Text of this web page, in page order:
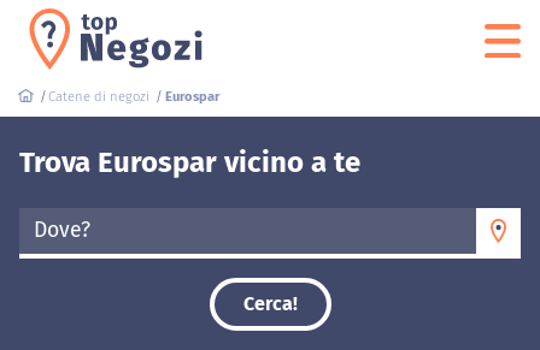
Catene di negozi Eurospar
Trova Eurospar vicino a te
Dove?
Cerca!